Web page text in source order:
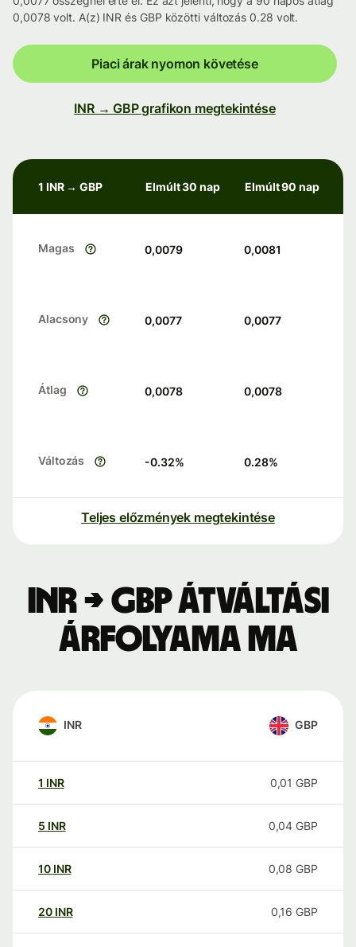
0,0078 volt. A(z) INR és GBP közötti változás 0.28 volt.
Piaci árak nyomon követése
INR → GBP grafikon megtekintése
1 INR → GBP Elmúlt 30 nap Elmúlt 90 nap
Magas 0,0079 0,0081
Alacsony 0,0077 0,0077
Átlag 0,0078 0,0078
Változás -0.32% 0.28%
Teljes előzmények megtekintése
INR → GBP átváltási
árfolyama ma
INR GBP
1 INR 0,01 GBP
5 INR 0,04 GBP
10 INR 0,08 GBP
20 INR 0,16 GBP